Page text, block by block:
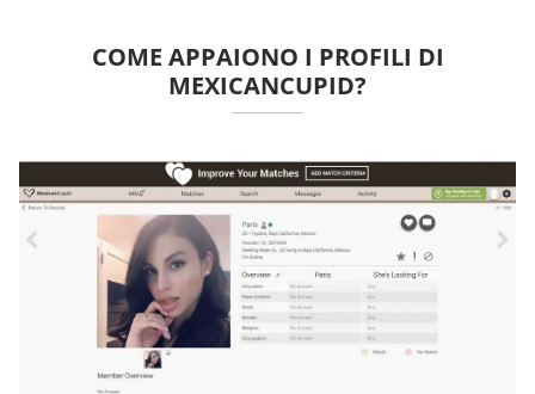
COME APPAIONO I PROFILI DI
MEXICANCUPID?